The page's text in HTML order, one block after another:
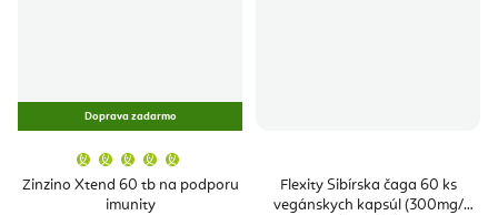
Doprava zadarmo
Zinzino Xtend 60 tb na podporu
imunity
produktu
je
Flexity Sibírska čaga 60 ks
vegánskych kapsúl (300mg/